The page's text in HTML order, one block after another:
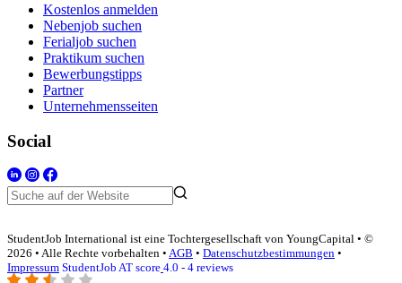
Kostenlos anmelden
Nebenjob suchen
Ferialjob suchen
Praktikum suchen
Bewerbungstipps
Partner
Unternehmensseiten
Social
StudentJob International ist eine Tochtergesellschaft von YoungCapital • ©
2026 • Alle Rechte vorbehalten • AGB • Datenschutzbestimmungen •
Impressum StudentJob AT score 4.0 - 4 reviews